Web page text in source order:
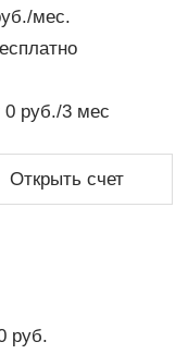
мес.
руб./3 мес
Открыть счет
руб.